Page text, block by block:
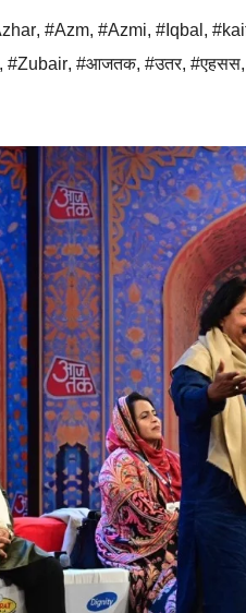
, #Azm, #Azmi, #Iqbal ,
, #Zubair, #आजतक, #उतर, #एहसस,